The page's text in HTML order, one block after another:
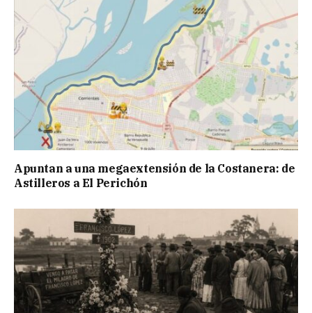
Apuntan a una megaextensión de la Costanera: de
Astilleros a El Perichón